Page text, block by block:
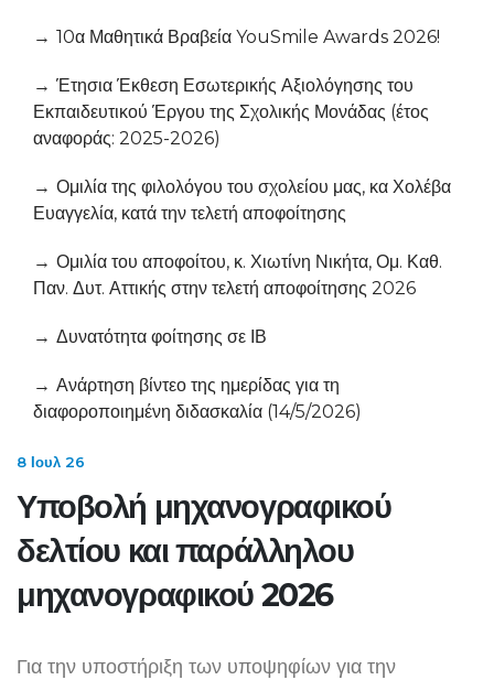
10α Μαθητικά Βραβεία YouSmile Awards 2026!
Έτησια Έκθεση Εσωτερικής Αξιολόγησης του
Εκπαιδευτικού Έργου της Σχολικής Μονάδας (έτος
αναφοράς: 2025-2026)
Ομιλία της φιλολόγου του σχολείου μας, κα Χολέβα
Ευαγγελία, κατά την τελετή αποφοίτησης
Ομιλία του αποφοίτου, κ. Χιωτίνη Νικήτα, Ομ. Καθ.
Παν. Δυτ. Αττικής στην τελετή αποφοίτησης 2026
Δυνατότητα φοίτησης σε ΙΒ
Ανάρτηση βίντεο της ημερίδας για τη
διαφοροποιημένη διδασκαλία (14/5/2026)
8 Ιουλ 26
Υποβολή μηχανογραφικού
δελτίου και παράλληλου
μηχανογραφικού 2026
Για την υποστήριξη των υποψηφίων για την